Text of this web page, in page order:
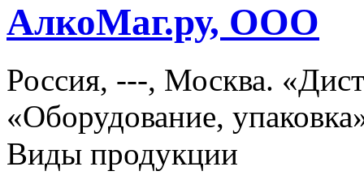
АлкоМаг.ру, ООО
Россия, ---, Москва.
«Оборудование,
Виды продукции